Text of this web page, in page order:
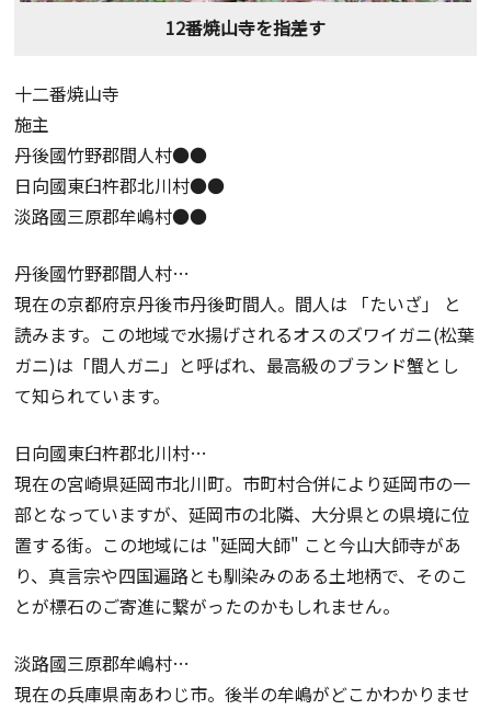
12番焼山寺を指差す
十二番焼山寺
施主
丹後國竹野郡間人村●●
日向國東臼杵郡北川村●●
淡路國三原郡牟嶋村●●
丹後國竹野郡間人村…
現在の京都府京丹後市丹後町間人。間人は 「たいざ」 と
読みます。この地域で水揚げされるオスのズワイガニ(松葉
ガニ)は「間人ガニ」と呼ばれ、最高級のブランド蟹とし
て知られています。
日向國東臼杵郡北川村…
現在の宮崎県延岡市北川町。市町村合併により延岡市の一
部となっていますが、延岡市の北隣、大分県との県境に位
置する街。この地域には "延岡大師" こと今山大師寺があ
り、真言宗や四国遍路とも馴染みのある土地柄で、そのこ
とが標石のご寄進に繋がったのかもしれません。
淡路國三原郡牟嶋村…
現在の兵庫県南あわじ市。後半の牟嶋がどこかわかりませ